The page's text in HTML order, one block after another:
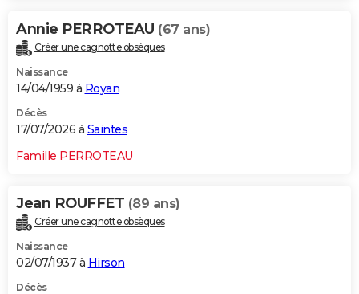
Annie PERROTEAU (67 ans)
Créer une cagnotte obsèques
Naissance
14/04/1959 à Royan
Décès
17/07/2026 à Saintes
Famille PERROTEAU
Jean ROUFFET (89 ans)
Créer une cagnotte obsèques
Naissance
02/07/1937 à Hirson
Décès